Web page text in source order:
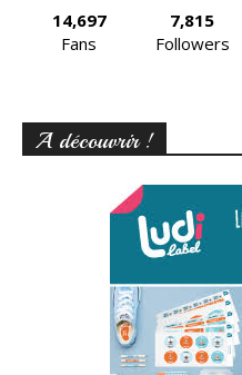
14,697
Fans
7,815
Followers
A découvrir !